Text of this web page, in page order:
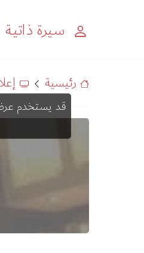
سيرة ذاتية
رئيسية